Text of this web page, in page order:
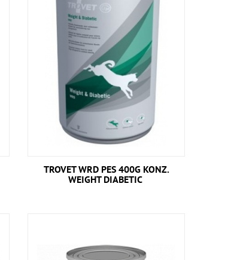
TROVET WRD PES 400G KONZ.
WEIGHT DIABETIC